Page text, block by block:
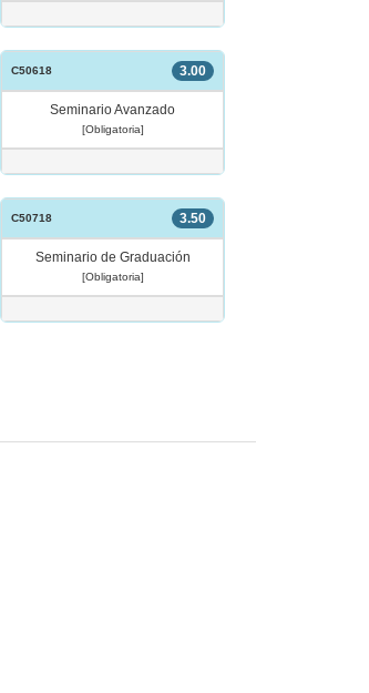
3.00
C50618
Seminario Avanzado
[Obligatoria]
3.50
C50718
Seminario de Graduación
[Obligatoria]